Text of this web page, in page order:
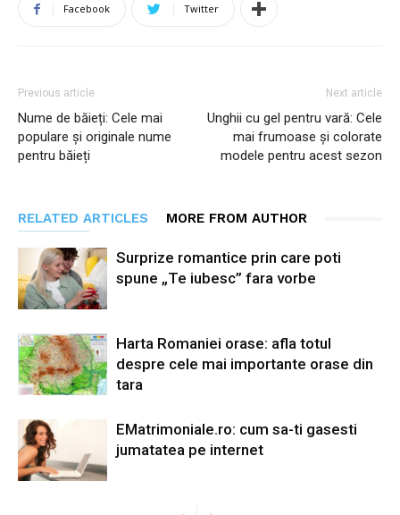
Facebook Twitter
Previous article
Nume de băieți: Cele mai
populare și originale nume
pentru băieți
Next article
Unghii cu gel pentru vară: Cele
mai frumoase și colorate
modele pentru acest sezon
RELATED ARTICLES MORE FROM AUTHOR
Surprize romantice prin care poti
spune „Te iubesc” fara vorbe
Harta Romaniei orase: afla totul
despre cele mai importante orase din
tara
EMatrimoniale.ro: cum sa-ti gasesti
jumatatea pe internet